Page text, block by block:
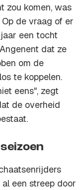
zou komen, was
de vraag of er
een tocht
dat ze
om de
te koppelen.
eens", zegt
de overheid
een streep door